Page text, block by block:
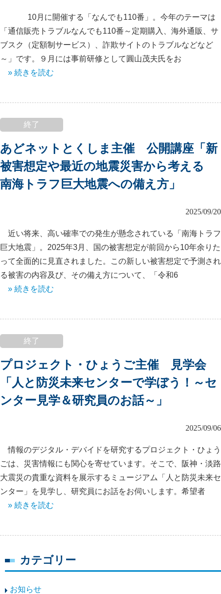
10月に開催する「なんでも110番」。今年のテーマは
「通信販売トラブルなんでも110番～定期購入、海外通販、サ
ブスク（定額制サービス）、詐欺サイトのトラブルなどなど
～」です。９月には事前研修として圓山茂夫氏をお
» 続きを読む
終了
あどネットとくしま主催 公開講座「新
被害想定や最近の地震災害から考える
南海トラフ巨大地震への備え方」
2025/09/20
近い将来、高い確率での発生が懸念されている「南海トラフ
巨大地震」。2025年3月、国の被害想定が前回から10年余りた
って全面的に見直されました。この新しい被害想定で予測され
る被害の内容及び、その備え方について、「令和6
» 続きを読む
終了
プロジェクト・ひょうご主催 見学会
「人と防災未来センターで学ぼう！～セ
ンター見学＆研究員のお話～」
2025/09/06
情報のデジタル・デバイドを研究するプロジェクト・ひょう
ごは、災害情報にも関心を寄せています。そこで、阪神・淡路
大震災の貴重な資料を展示するミュージアム「人と防災未来セ
ンター」を見学し、研究員にお話をお伺いします。希望者
» 続きを読む
カテゴリー
お知らせ